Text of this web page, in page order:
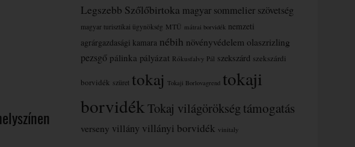
Legszebb Szőlőbirtoka magyar sommelier szövetség
magyar turisztikai ügynökség MTÜ mátrai borvidék nemzeti
agrárgazdasági kamara nébih növényvédelem olaszrizling
pezsgő pálinka pályázat Rókusfalvy Pál szekszárd szekszárdi
borvidék szüret tokaj Tokaji Borlovagrend tokaji
borvidékTokaj világörökségtámogatás
verseny villány villányi borvidék vinitaly